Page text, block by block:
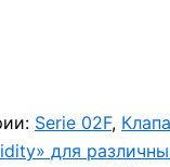
Serie 02F,
для